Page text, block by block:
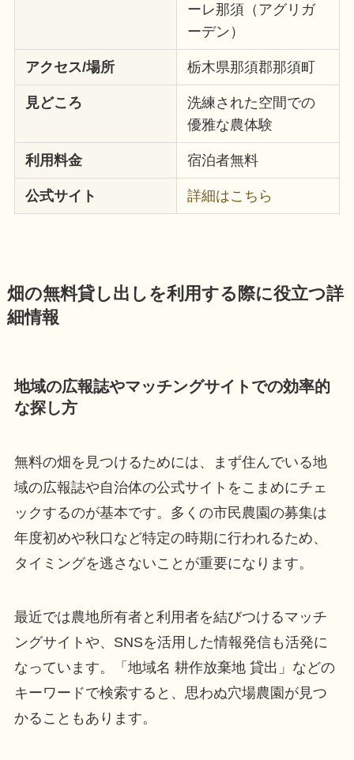
ーレ那須（アグリガ
ーデン）
アクセス/場所 栃木県那須郡那須町
見どころ
洗練された空間での
優雅な農体験
利用料金 宿泊者無料
公式サイト 詳細はこちら
畑の無料貸し出しを利用する際に役立つ詳
細情報
地域の広報誌やマッチングサイトでの効率的
な探し方
無料の畑を見つけるためには、まず住んでいる地
域の広報誌や自治体の公式サイトをこまめにチェ
ックするのが基本です。多くの市民農園の募集は
年度初めや秋口など特定の時期に行われるため、
タイミングを逃さないことが重要になります。
最近では農地所有者と利用者を結びつけるマッチ
ングサイトや、SNSを活用した情報発信も活発に
なっています。「地域名 耕作放棄地 貸出」などの
キーワードで検索すると、思わぬ穴場農園が見つ
かることもあります。